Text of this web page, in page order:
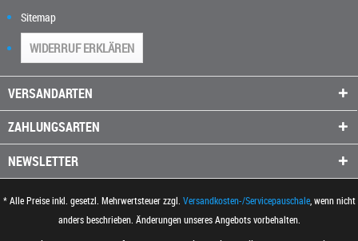
Sitemap
WIDERRUF ERKLÄREN
VERSANDARTEN
ZAHLUNGSARTEN
NEWSLETTER
* Alle Preise inkl. gesetzl. Mehrwertsteuer zzgl. Versandkosten-/Servicepauschale, wenn nicht
anders beschrieben. Änderungen unseres Angebots vorbehalten.